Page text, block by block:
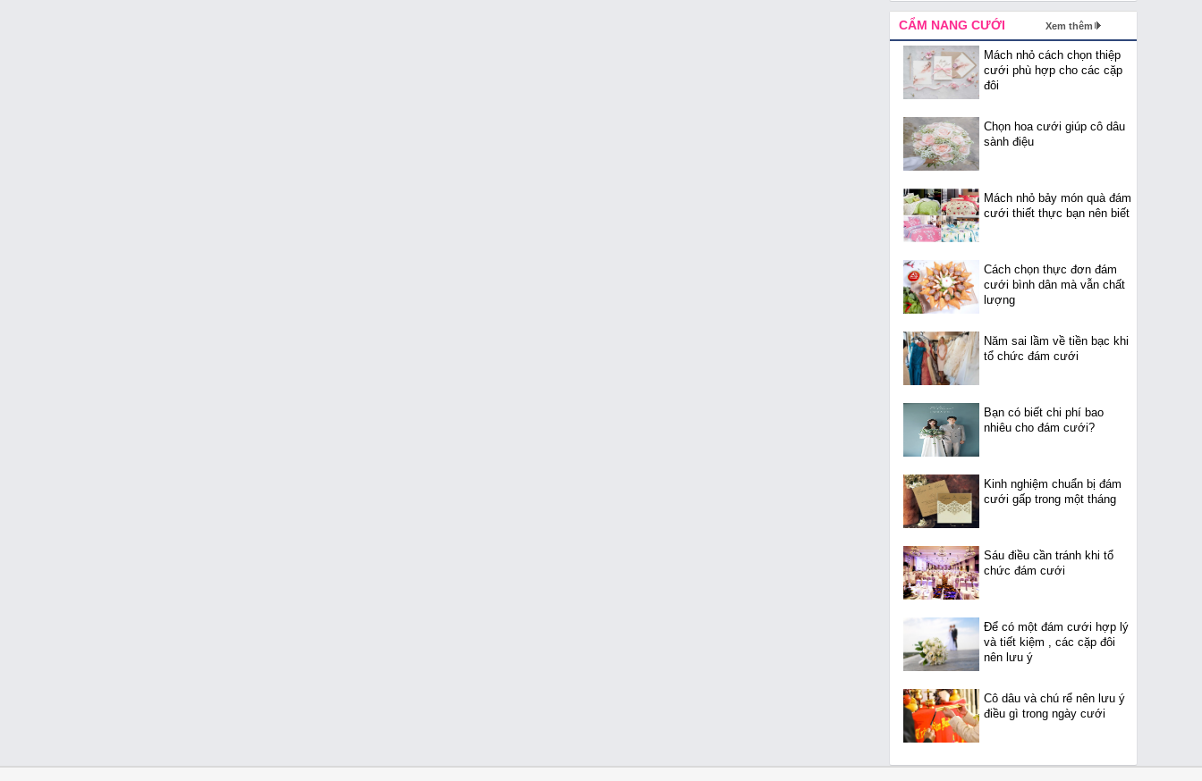
CẨM NANG CƯỚI Xem thêm
Mách nhỏ cách chọn thiệp
cưới phù hợp cho các cặp
đôi
Chọn hoa cưới giúp cô dâu
sành điệu
Mách nhỏ bảy món quà đám
cưới thiết thực bạn nên biết
Cách chọn thực đơn đám
cưới bình dân mà vẫn chất
lượng
Năm sai lầm về tiền bạc khi
tổ chức đám cưới
Bạn có biết chi phí bao
nhiêu cho đám cưới?
Kinh nghiệm chuẩn bị đám
cưới gấp trong một tháng
Sáu điều cần tránh khi tổ
chức đám cưới
Để có một đám cưới hợp lý
và tiết kiệm , các cặp đôi
nên lưu ý
Cô dâu và chú rể nên lưu ý
điều gì trong ngày cưới